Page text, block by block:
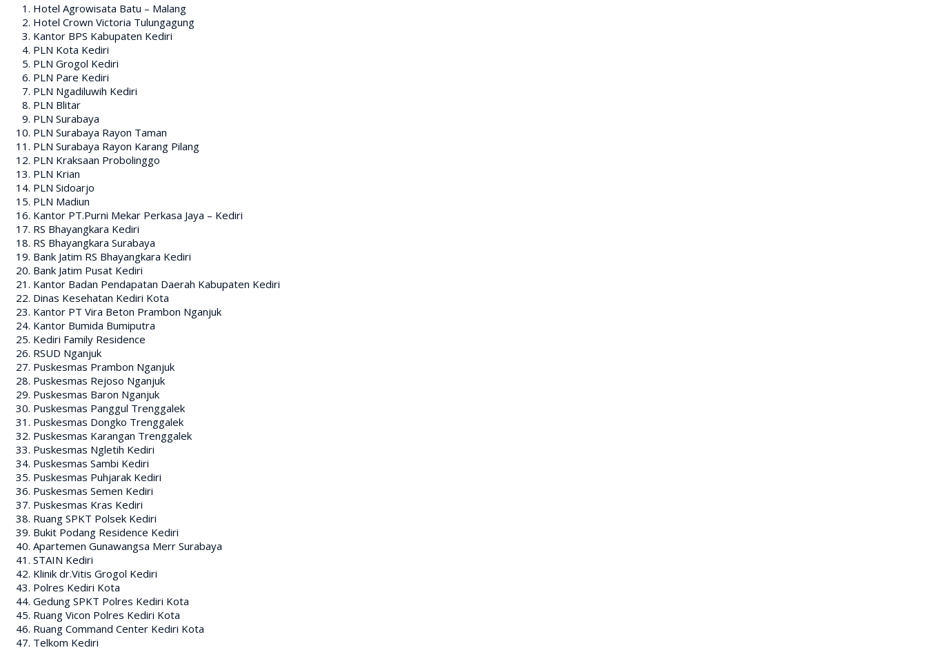
Hotel Agrowisata Batu – Malang
Hotel Crown Victoria Tulungagung
Kantor BPS Kabupaten Kediri
PLN Kota Kediri
PLN Grogol Kediri
PLN Pare Kediri
PLN Ngadiluwih Kediri
PLN Blitar
PLN Surabaya
PLN Surabaya Rayon Taman
PLN Surabaya Rayon Karang Pilang
PLN Kraksaan Probolinggo
PLN Krian
PLN Sidoarjo
PLN Madiun
Kantor PT.Purni Mekar Perkasa Jaya – Kediri
RS Bhayangkara Kediri
RS Bhayangkara Surabaya
Bank Jatim RS Bhayangkara Kediri
Bank Jatim Pusat Kediri
Kantor Badan Pendapatan Daerah Kabupaten Kediri
Dinas Kesehatan Kediri Kota
Kantor PT Vira Beton Prambon Nganjuk
Kantor Bumida Bumiputra
Kediri Family Residence
RSUD Nganjuk
Puskesmas Prambon Nganjuk
Puskesmas Rejoso Nganjuk
Puskesmas Baron Nganjuk
Puskesmas Panggul Trenggalek
Puskesmas Dongko Trenggalek
Puskesmas Karangan Trenggalek
Puskesmas Ngletih Kediri
Puskesmas Sambi Kediri
Puskesmas Puhjarak Kediri
Puskesmas Semen Kediri
Puskesmas Kras Kediri
Ruang SPKT Polsek Kediri
Bukit Podang Residence Kediri
Apartemen Gunawangsa Merr Surabaya
STAIN Kediri
Klinik dr.Vitis Grogol Kediri
Polres Kediri Kota
Gedung SPKT Polres Kediri Kota
Ruang Vicon Polres Kediri Kota
Ruang Command Center Kediri Kota
Telkom Kediri